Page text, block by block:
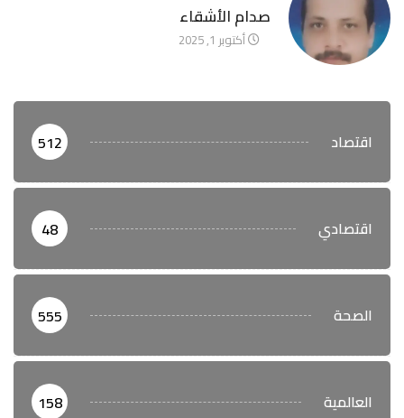
صدام الأشقاء
أكتوبر 1, 2025
اقتصاد 512
اقتصادي 48
الصحة 555
العالمية 158